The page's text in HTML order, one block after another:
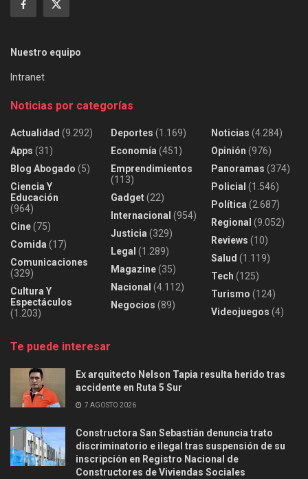
Nuestro equipo
Intranet
Noticias por categorías
Actualidad (9.292)
Apps (31)
Blog Abogado (5)
Ciencia Y
Educación
(964)
Cine(75)
Comida (17)
Comunicaciones
(329)
Cultura Y
Espectáculos
(1.203)
Deportes (1.169)
Economía (451)
Emprendimientos
(113)
Gadget(22)
Internacional (954)
Justicia (329)
Legal (1.289)
Magazine(35)
Nacional (4.112)
Negocios (89)
Noticias (4.284)
Opinión (976)
Panoramas (374)
Policial (1.546)
Política (2.687)
Regional (9.052)
Reviews (10)
Salud (1.119)
Tech (125)
Turismo (124)
Videojuegos (4)
Te puede interesar
Ex arquitecto Nelson Tapia resulta herido tras
accidente en Ruta 5 Sur
7 AGOSTO 2026
Constructora San Sebastián denuncia trato
discriminatorio e ilegal tras suspensión de su
inscripción en Registro Nacional de
Constructores de Viviendas Sociales